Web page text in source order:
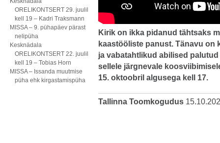
ORELIKONTSERT 29. juulil
kell 19 – Kadri Traksmann
MISSA – 9. pühapäev pärast
nelipüha
Kesknädala
ORELIKONTSERT 22. juulil
kell 19 – Tobias Horn
MISSA – Issanda muutmise
püha ehk kirgastamispüha
Kirik on ikka pidanud tähtsaks
kaastööliste panust. Tänavu on
ja vabatahtlikud abilised
sellele järgnevale
15. oktoobril algusega kell 17.
Tallinna Toomkogudus